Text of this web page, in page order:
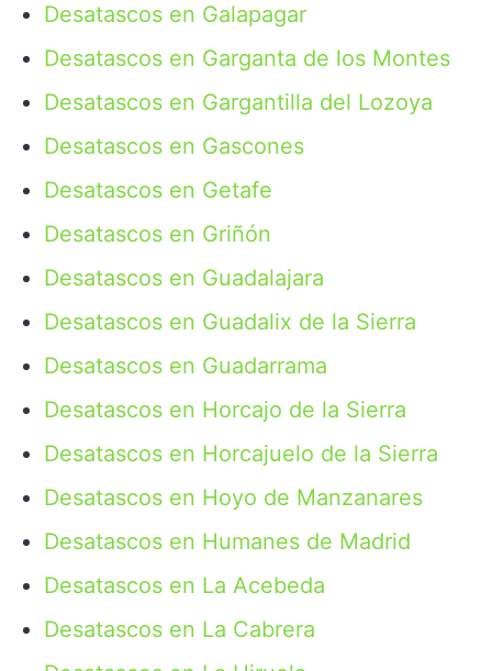
Desatascos en Galapagar
Desatascos en Garganta de los Montes
Desatascos en Gargantilla del Lozoya
Desatascos en Gascones
Desatascos en Getafe
Desatascos en Griñón
Desatascos en Guadalajara
Desatascos en Guadalix de la Sierra
Desatascos en Guadarrama
Desatascos en Horcajo de la Sierra
Desatascos en Horcajuelo de la Sierra
Desatascos en Hoyo de Manzanares
Desatascos en Humanes de Madrid
Desatascos en La Acebeda
Desatascos en La Cabrera